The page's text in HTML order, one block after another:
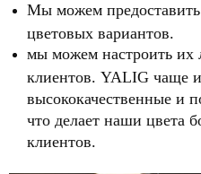
Мы можем
цветовых вариантов.
мы можем настроить
клиентов. YALIG чаще
высококачественные и
что делает наши цвета
клиентов.